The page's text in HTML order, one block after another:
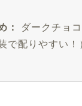
：
ダークチョ
で配りやすい